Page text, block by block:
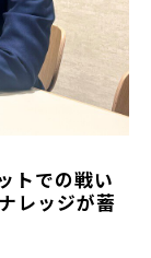
トでの戦い
レッジが蓄